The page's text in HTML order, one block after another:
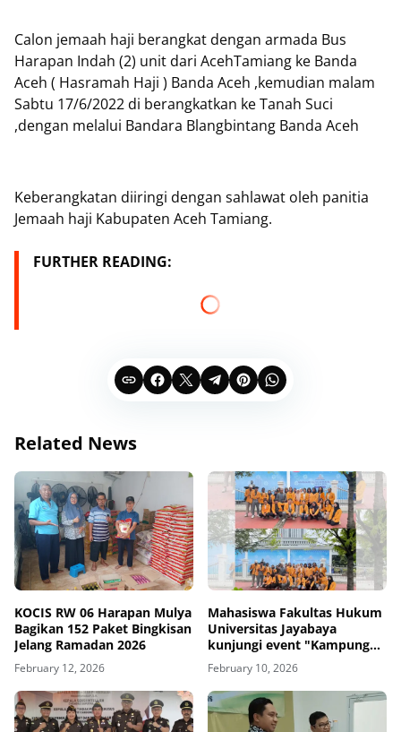
Calon jemaah haji berangkat dengan armada Bus
Harapan Indah (2) unit dari AcehTamiang ke Banda
Aceh ( Hasramah Haji ) Banda Aceh ,kemudian malam
Sabtu 17/6/2022 di berangkatkan ke Tanah Suci
,dengan melalui Bandara Blangbintang Banda Aceh
Keberangkatan diiringi dengan sahlawat oleh panitia
Jemaah haji Kabupaten Aceh Tamiang.
FURTHER READING:
Related News
KOCIS RW 06 Harapan Mulya
Bagikan 152 Paket Bingkisan
Jelang Ramadan 2026
February 12, 2026
Mahasiswa Fakultas Hukum
Universitas Jayabaya
kunjungi event "Kampung
Hukum "
February 10, 2026